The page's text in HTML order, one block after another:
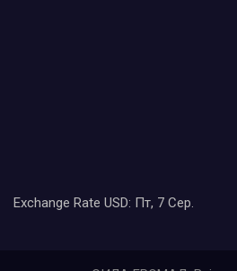
Exchange Rate USD: Пт, 7 Сер.